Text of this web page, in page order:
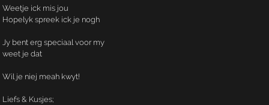
Weetje ick mis jou
Hopelyk spreek ick je nogh
Jy bent erg speciaal voor my
weet je dat
Wil je niej meah kwyt!
Liefs & Kusjes;